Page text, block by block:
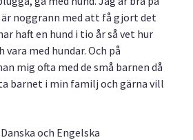
noggrann med att få gjort det
haft en hund i tio år så vet hur
vara med hundar. Och på
mig ofta med de små barnen då
barnet i min familj och gärna vill
och Engelska